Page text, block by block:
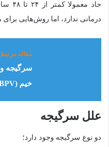
حاد معمولا کمتر از
تا
درمانی ندارد، اما روش‌هایی برای
مقاله مرتبط
سرگیجه
خیم (BPV) چیست؟
علل سرگیجه
دو نوع‌ سرگیجه وجود دارد؛